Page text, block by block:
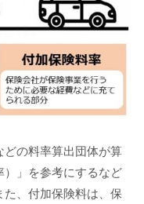
の料率算出団体が算
」を参考にするなど
、付加保険料は、保